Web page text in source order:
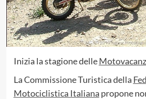
Inizia la stagione delle
La Commissione Turistica della
Motociclistica Italiana propone